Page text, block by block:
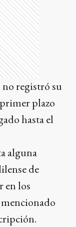
registró su
plazo
hasta el
alguna
de
en los